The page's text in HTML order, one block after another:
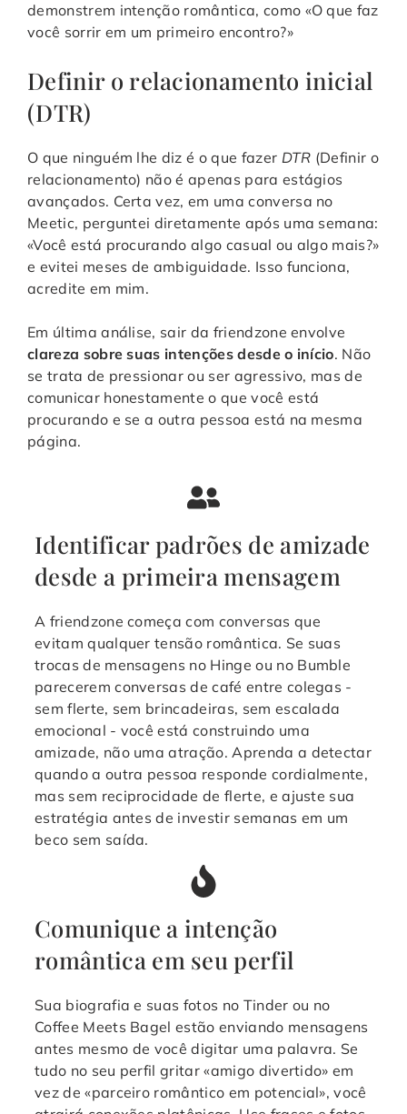
demonstrem intenção romântica, como «O que faz
você sorrir em um primeiro encontro?»
Definir o relacionamento inicial
(DTR)
O que ninguém lhe diz é o que fazer DTR (Definir o
relacionamento) não é apenas para estágios
avançados. Certa vez, em uma conversa no
Meetic, perguntei diretamente após uma semana:
«Você está procurando algo casual ou algo mais?»
e evitei meses de ambiguidade. Isso funciona,
acredite em mim.
Em última análise, sair da friendzone envolve
clareza sobre suas intenções desde o início. Não
se trata de pressionar ou ser agressivo, mas de
comunicar honestamente o que você está
procurando e se a outra pessoa está na mesma
página.
Identificar padrões de amizade
desde a primeira mensagem
A friendzone começa com conversas que
evitam qualquer tensão romântica. Se suas
trocas de mensagens no Hinge ou no Bumble
parecerem conversas de café entre colegas -
sem flerte, sem brincadeiras, sem escalada
emocional - você está construindo uma
amizade, não uma atração. Aprenda a detectar
quando a outra pessoa responde cordialmente,
mas sem reciprocidade de flerte, e ajuste sua
estratégia antes de investir semanas em um
beco sem saída.
Comunique a intenção
romântica em seu perfil
Sua biografia e suas fotos no Tinder ou no
Coffee Meets Bagel estão enviando mensagens
antes mesmo de você digitar uma palavra. Se
tudo no seu perfil gritar «amigo divertido» em
vez de «parceiro romântico em potencial», você